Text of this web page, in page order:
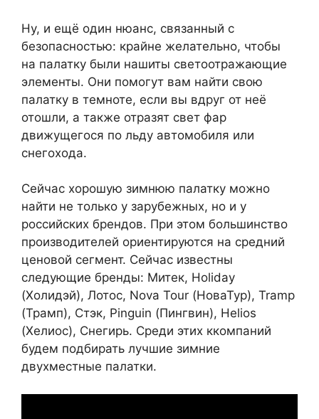
Ну, и ещё один нюанс, связанный с
безопасностью: крайне желательно, чтобы
на палатку были нашиты светоотражающие
элементы. Они помогут вам найти свою
палатку в темноте, если вы вдруг от неё
отошли, а также отразят свет фар
движущегося по льду автомобиля или
снегохода.
Сейчас хорошую зимнюю палатку можно
найти не только у зарубежных, но и у
российских брендов. При этом большинство
производителей ориентируются на средний
ценовой сегмент. Сейчас известны
следующие бренды: Митек, Holiday
(Холидэй), Лотос, Nova Tour (НоваТур), Tramp
(Трамп), Стэк, Pinguin (Пингвин), Helios
(Хелиос), Снегирь. Среди этих ккомпаний
будем подбирать лучшие зимние
двухместные палатки.